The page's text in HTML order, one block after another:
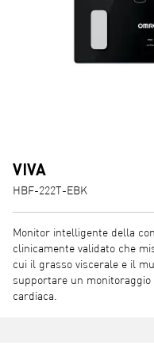
VIVA
HBF-222T-EBK
Monitor intelligente della
clinicamente validato che
cui il grasso viscerale e il
supportare un
cardiaca.